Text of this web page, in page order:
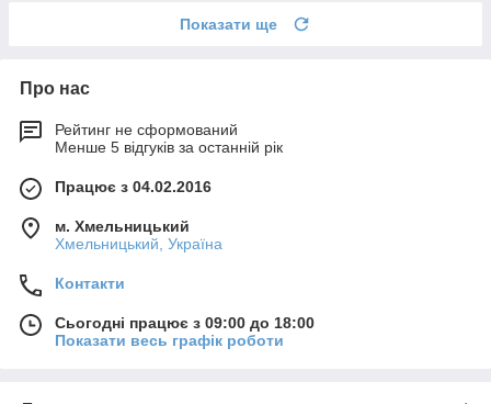
Показати ще
Про нас
Рейтинг не сформований
Менше 5 відгуків за останній рік
Працює з 04.02.2016
м. Хмельницький
Хмельницький, Україна
Контакти
Сьогодні працює з 09:00 до 18:00
Показати весь графік роботи